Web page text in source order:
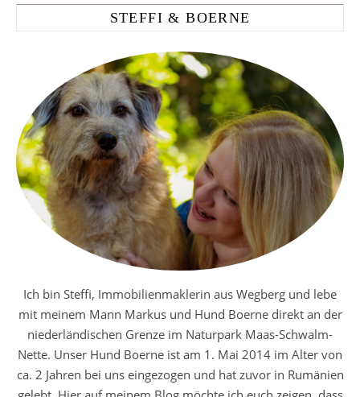
STEFFI & BOERNE
Ich bin Steffi, Immobilienmaklerin aus Wegberg und lebe
mit meinem Mann Markus und Hund Boerne direkt an der
niederländischen Grenze im Naturpark Maas-Schwalm-
Nette. Unser Hund Boerne ist am 1. Mai 2014 im Alter von
ca. 2 Jahren bei uns eingezogen und hat zuvor in Rumänien